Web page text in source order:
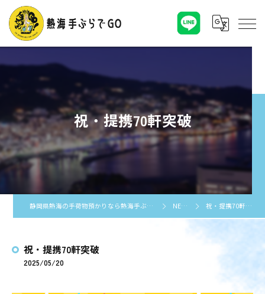
祝・提携70軒突破
静岡県熱海の手荷物預かりなら熱海手ぶらでGO NEWS 祝・提携70軒突破
祝・提携70軒突破
2025/05/20